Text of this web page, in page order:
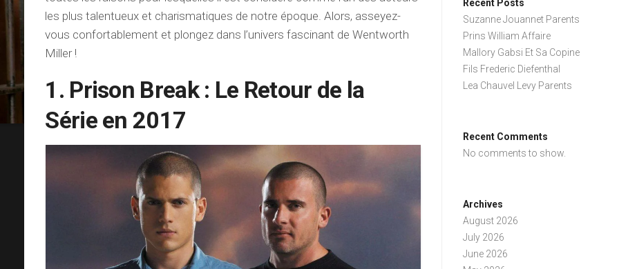
les plus talentueux et charismatiques de notre époque. Alors, asseyez-
vous confortablement et plongez dans l’univers fascinant de Wentworth
Miller !
1. Prison Break : Le Retour de la
Série en 2017
Recent Posts
Suzanne Jouannet Parents
Prins William Affaire
Mallory Gabsi Et Sa Copine
Fils Frederic Diefenthal
Lea Chauvel Levy Parents
Recent Comments
No comments to show.
Archives
August 2026
July 2026
June 2026